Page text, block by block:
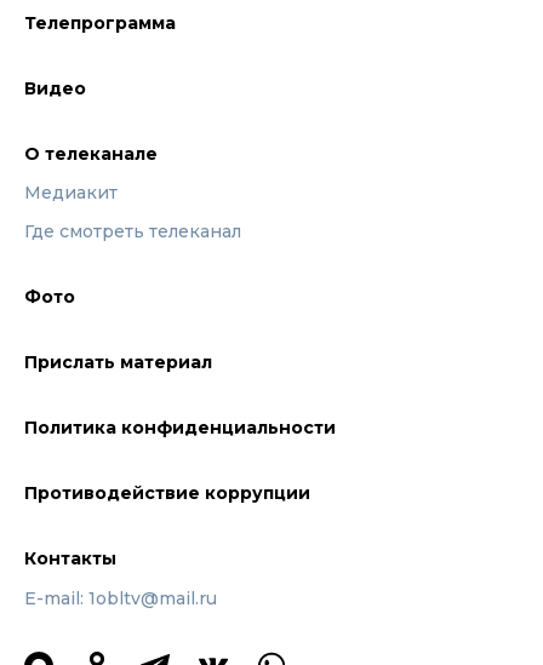
Телепрограмма
Видео
О телеканале
Медиакит
Где смотреть телеканал
Фото
Прислать материал
Политика конфиденциальности
Противодействие коррупции
Контакты
E-mail: 1obltv@mail.ru